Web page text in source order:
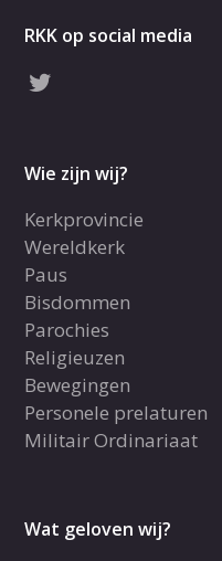
RKK op social media
Wie zijn wij?
Kerkprovincie
Wereldkerk
Paus
Bisdommen
Parochies
Religieuzen
Bewegingen
Personele prelaturen
Militair Ordinariaat
Wat geloven wij?